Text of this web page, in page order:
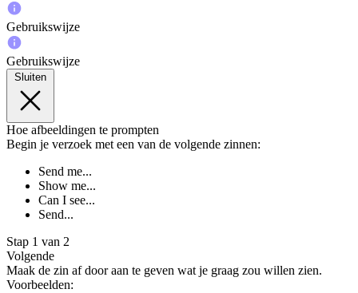
Gebruikswijze
Gebruikswijze
Sluiten
Hoe afbeeldingen te prompten
Begin je verzoek met een van de volgende zinnen:
Send me...
Show me...
Can I see...
Send...
Stap 1 van 2
Volgende
Maak de zin af door aan te geven wat je graag zou willen zien.
Voorbeelden: